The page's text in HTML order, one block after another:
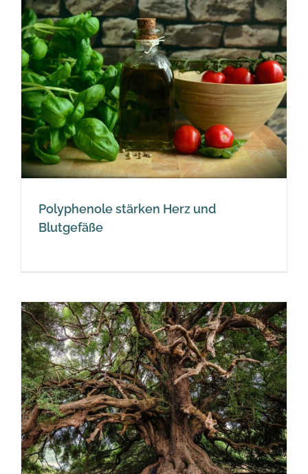
Polyphenole stärken Herz und
Blutgefäße